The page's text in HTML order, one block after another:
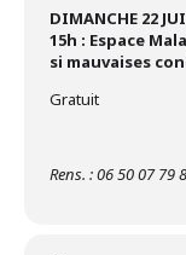
DIMANCHE 22
15h : Espace
si mauvaises
Gratuit
Rens. : 06 50 07 79